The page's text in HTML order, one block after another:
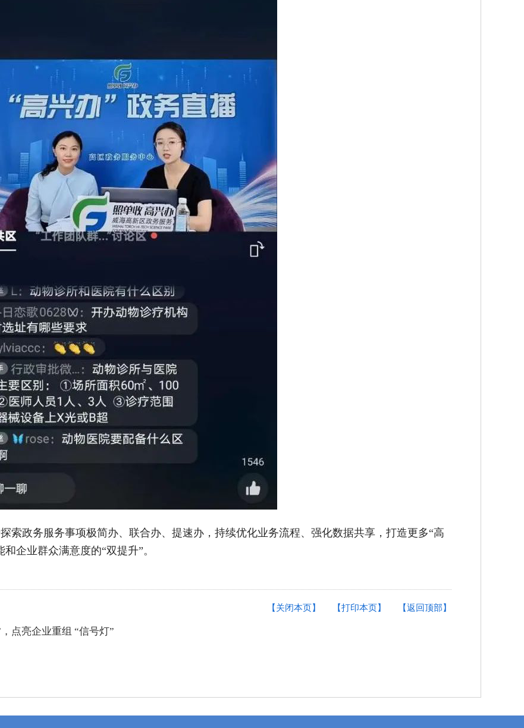
索政务服务事项极简办、联合办、提速办，持续优化业务流程、强化数据共享，打造更多“高
企业群众满意度的“双提升”。
【关闭本页】 【打印本页】 【返回顶部】
点亮企业重组 “信号灯”